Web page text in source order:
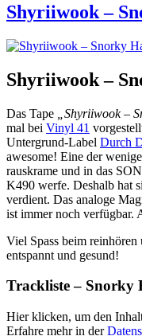
Shyriiwook –
Shyriiwook –
Das Tape „Shyriiwook –
mal bei Vinyl 41
Untergrund-Label Durch
awesome! Eine der
rauskrame und in das
K490 werfe. Deshalb hat
verdient. Das analoge
ist immer noch verfügbar.
Viel Spass beim
entspannt und gesund!
Trackliste – Snorky
Inhalt
von
Hier klicken, um den
Erfahre mehr in der